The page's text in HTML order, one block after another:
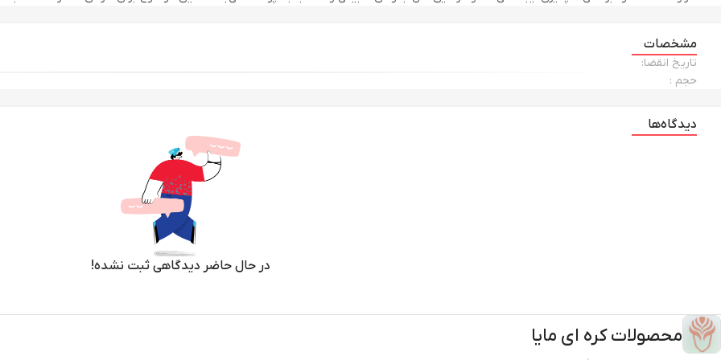
ترکیبات آبرسان شناخته می‌شود و توانایی بالایی در جذب و حفظ رطوبت در پوست دارد. وجود این ماده در ضدآفتاب سرمی هیالوسیکا باعث
از گذشت چند ساعت نیز حس نرمی
ترکیب گیاهی ارزشمند برای پوست‌های حساس، تحریک‌شده یا دهیدراته بسیار مفید است و باعث می‌شود استفاده از این ضدآفتاب حتی برای
سبک و نامرئی روی پوست، از آن در برابر آسیب‌های ناشی از نور خورشید محافظت می‌کند بدون آنکه ظاهر پوست را سنگین یا غیرطبیعی نشان
یکی دیگر از مزایای مهم این محصول، عدم ایجاد رد سفیدی روی پوست است. بسیاری از مصرف‌کنندگان هنگام انتخاب ضدآفتاب با مشکل سفید
یا سبزه داشته باشند. اما ضدآفتاب سرمی هیالوسیکا اسکین 1004 با فرمول سبک و شفاف خود به خوبی روی پوست
انواع رنگ پوست مناسب باشد و هم خانم‌ها و هم آقایان بتوانند بدون نگرانی از ظاهر غیرطبیعی از آن استفاده کنند.
از نظر سازگاری با انواع پوست نیز این ضدآفتاب عملکرد بسیار خوبی دارد. بافت سبک و آبرسان آن باعث می‌شود برای پوست‌های خشک و دهیدراته
پوست را تأمین می‌کند. در عین حال به دلیل غیرسنگین بودن و جذب سریع، برای پوست‌های مختلط و نرمال نیز بسیار مناسب است. حتی بسیاری
ضدآفتاب سرمی هیالوسیکا اسکین 1004 اورجینال علاوه بر محافظت و آبرسانی، می‌تواند به عنوان یک پایه مناسب برای آرایش
بی‌بی کرم بهتر روی آن می‌نشیند و ظاهر نهایی میکاپ طبیعی‌تر و یکدست‌تر خواهد بود. این ضدآفتاب به دلیل فینیش لطیف و بدون چسبندگی،
به همین دلیل بسیاری از مصرف‌کنندگان از آن به عنوان یکی از بهترین گزینه‌ها برای روتین روزانه و میکاپ سبک روزانه یاد می‌کنند.
مشخصات
تاریخ انقضا:
حجم :
دیدگاه‌ها
در حال حاضر دیدگاهی ثبت نشده!
محصولات کره ای مایا